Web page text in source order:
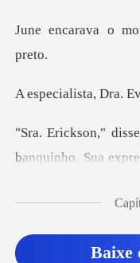
Baixar App
a.
o. Sua
Baixe